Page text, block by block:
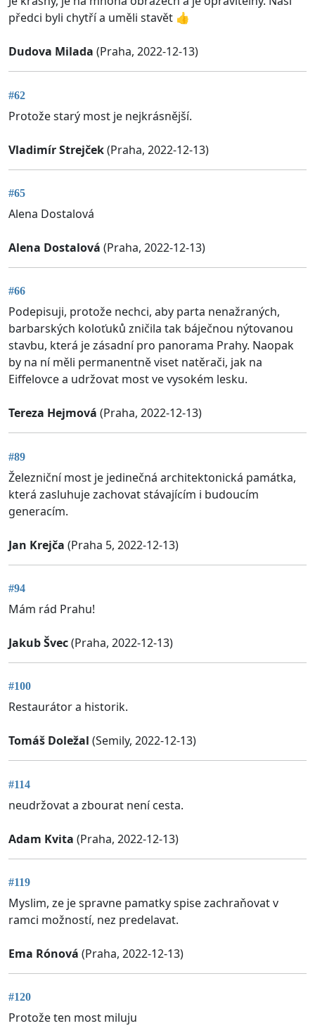
předci byli chytří a uměli stavět 👍
Dudova Milada (Praha, 2022-12-13)
#62
Protože starý most je nejkrásnější.
Vladimír Strejček(Praha, 2022-12-13)
#65
Alena Dostalová
Alena Dostalová (Praha, 2022-12-13)
#66
Podepisuji, protože nechci, aby parta nenažraných,
barbarských koloťuků zničila tak báječnou nýtovanou
stavbu, která je zásadní pro panorama Prahy. Naopak
by na ní měli permanentně viset natěrači, jak na
Eiffelovce a udržovat most ve vysokém lesku.
Tereza Hejmová (Praha, 2022-12-13)
#89
Železniční most je jedinečná architektonická památka,
která zasluhuje zachovat stávajícím i budoucím
generacím.
Jan Krejča (Praha 5, 2022-12-13)
#94
Mám rád Prahu!
Jakub Švec(Praha, 2022-12-13)
#100
Restaurátor a historik.
Tomáš Doležal (Semily, 2022-12-13)
#114
neudržovat a zbourat není cesta.
Adam Kvita (Praha, 2022-12-13)
#119
Myslim, ze je spravne pamatky spise zachraňovat v
ramci možností, nez predelavat.
Ema Rónová (Praha, 2022-12-13)
#120
Protože ten most miluju